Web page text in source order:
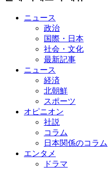
ニュース
政治
国際・日本
社会・文化
最新記事
ニュース
経済
北朝鮮
スポーツ
オピニオン
社説
コラム
日本関係のコラム
エンタメ
ドラマ